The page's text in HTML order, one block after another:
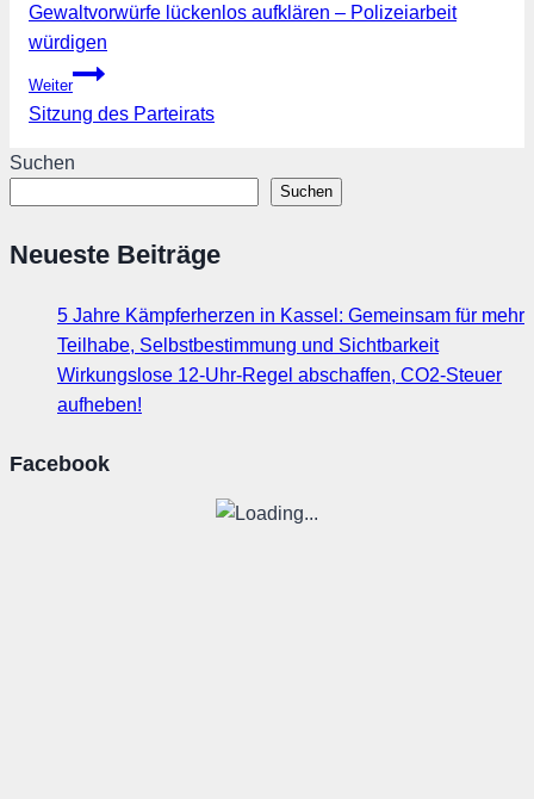
Gewaltvorwürfe lückenlos aufklären – Polizeiarbeit
würdigen
Weiter
Sitzung des Parteirats
Suchen
Suchen
Neueste Beiträge
5 Jahre Kämpferherzen in Kassel: Gemeinsam für mehr
Teilhabe, Selbstbestimmung und Sichtbarkeit
Wirkungslose 12-Uhr-Regel abschaffen, CO2-Steuer
aufheben!
Facebook